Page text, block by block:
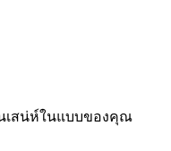
นเสน่ห์ในแบบของคุณ